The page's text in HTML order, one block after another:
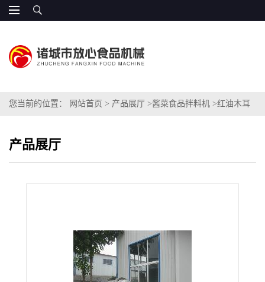
您当前的位置： 网站首页 > 产品展厅 >酱菜食品拌料机 >红油木耳
产品展厅